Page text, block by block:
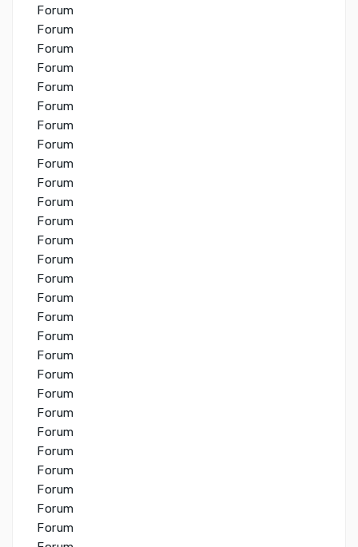
Forum
Forum
Forum
Forum
Forum
Forum
Forum
Forum
Forum
Forum
Forum
Forum
Forum
Forum
Forum
Forum
Forum
Forum
Forum
Forum
Forum
Forum
Forum
Forum
Forum
Forum
Forum
Forum